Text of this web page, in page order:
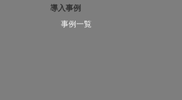
導入事例
事例一覧